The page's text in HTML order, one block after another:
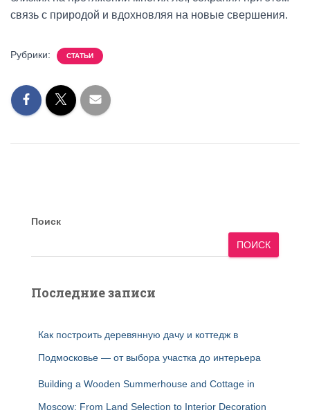
связь с природой и вдохновляя на новые свершения.
Рубрики: СТАТЬИ
Поиск
ПОИСК
Последние записи
Как построить деревянную дачу и коттедж в
Подмосковье — от выбора участка до интерьера
Building a Wooden Summerhouse and Cottage in
Moscow: From Land Selection to Interior Decoration